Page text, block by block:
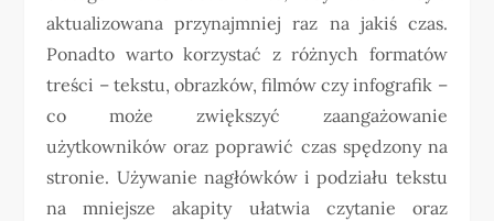
aktualizowana przynajmniej raz na jakiś czas.
Ponadto warto korzystać z różnych formatów
treści – tekstu, obrazków, filmów czy infografik –
co może zwiększyć zaangażowanie
użytkowników oraz poprawić czas spędzony na
stronie. Używanie nagłówków i podziału tekstu
na mniejsze akapity ułatwia czytanie oraz